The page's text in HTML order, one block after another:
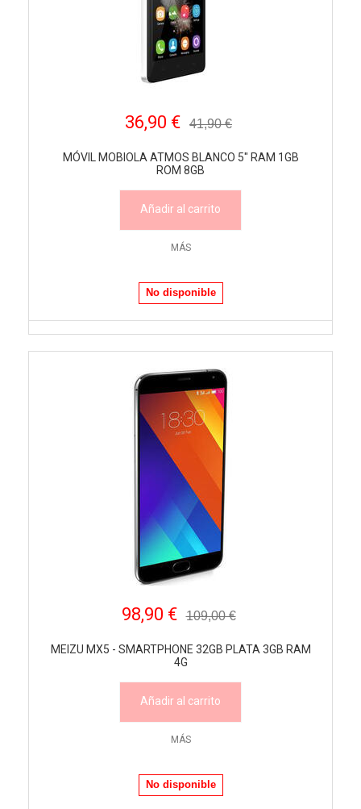
36,90 € 41,90 €
MÓVIL MOBIOLA ATMOS BLANCO 5" RAM 1GB
ROM 8GB
Añadir al carrito
MÁS
No disponible
98,90 € 109,00 €
MEIZU MX5 - SMARTPHONE 32GB PLATA 3GB RAM
4G
Añadir al carrito
MÁS
No disponible